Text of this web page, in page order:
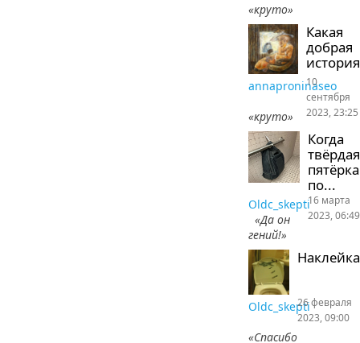
«круто»
Какая
добрая
история
annaproninaseo
«круто»
10
сентября
2023, 23:25
Когда
твёрдая
пятёрка
по...
Oldc_skepti
«Да он
гений!»
16 марта
2023, 06:49
Наклейка
Oldc_skepti
«Спасибо
26 февраля
2023, 09:00